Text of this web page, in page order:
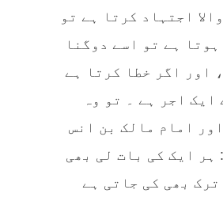
اجتہاد کرتا ہے تو
ہے تو اسے دوگنا
اور اگر خطا کرتا ہے
ایک اجر ہے ۔ تو وہ
امام مالک بن انس
ہر ایک کی بات لی بھی
بھی کی جاتی ہے